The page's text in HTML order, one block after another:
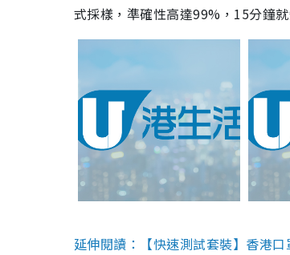
式採樣，準確性高達99%，15分鐘
延伸閱讀：【快速測試套裝】香港